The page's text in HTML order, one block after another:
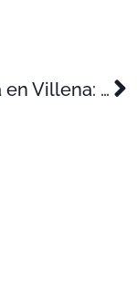
Jornada en Villena: Filosofía Kaizen y herramienta Lean